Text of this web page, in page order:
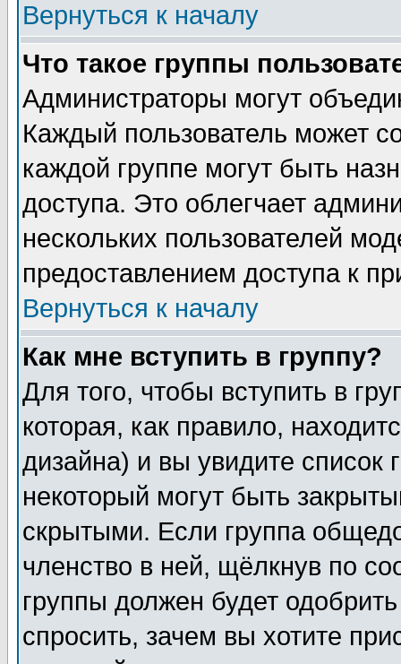
Вернуться к началу
Что такое группы
Администраторы могут
Каждый пользователь может
каждой группе могут быть
доступа. Это облегчает
нескольких пользователей
предоставлением доступа к
Вернуться к началу
Как мне вступить в группу?
Для того, чтобы вступить в
которая, как правило,
дизайна) и вы увидите список
некоторый могут быть
скрытыми. Если группа
членство в ней, щёлкнув по
группы должен будет
спросить, зачем вы хотите